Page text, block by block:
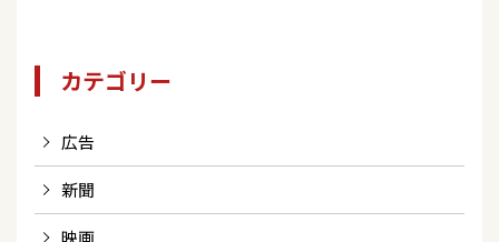
カテゴリー
広告
新聞
映画